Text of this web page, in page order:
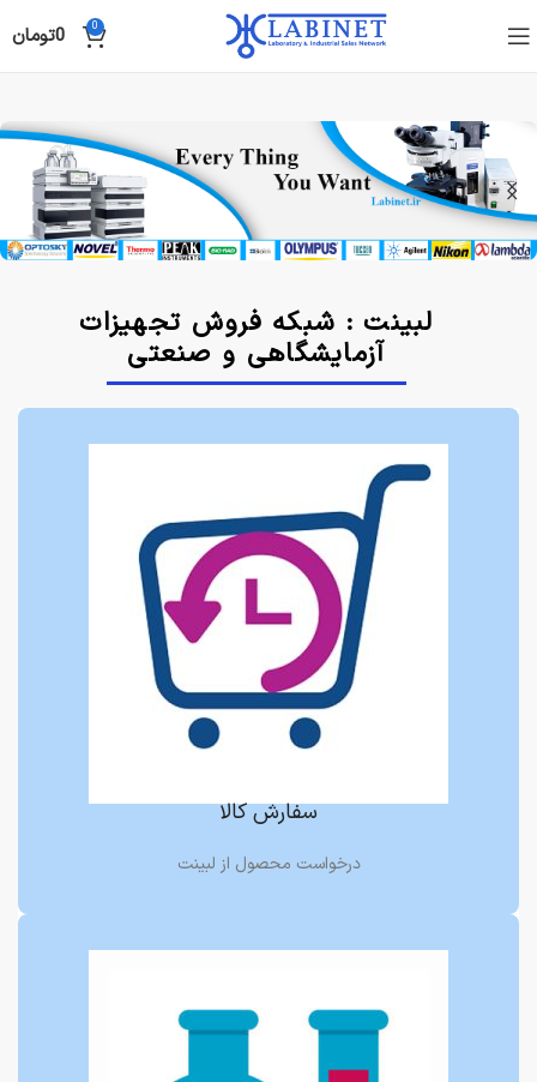
0
0تومان
لبینت : شبکه فروش تجهیزات
آزمایشگاهی و صنعتی
سفارش کالا
درخواست محصول از لبینت